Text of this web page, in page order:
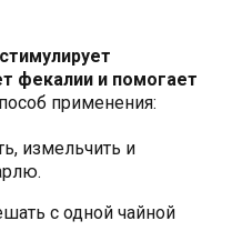
фекалии и помогает
применения:
измельчить и
с одной чайной